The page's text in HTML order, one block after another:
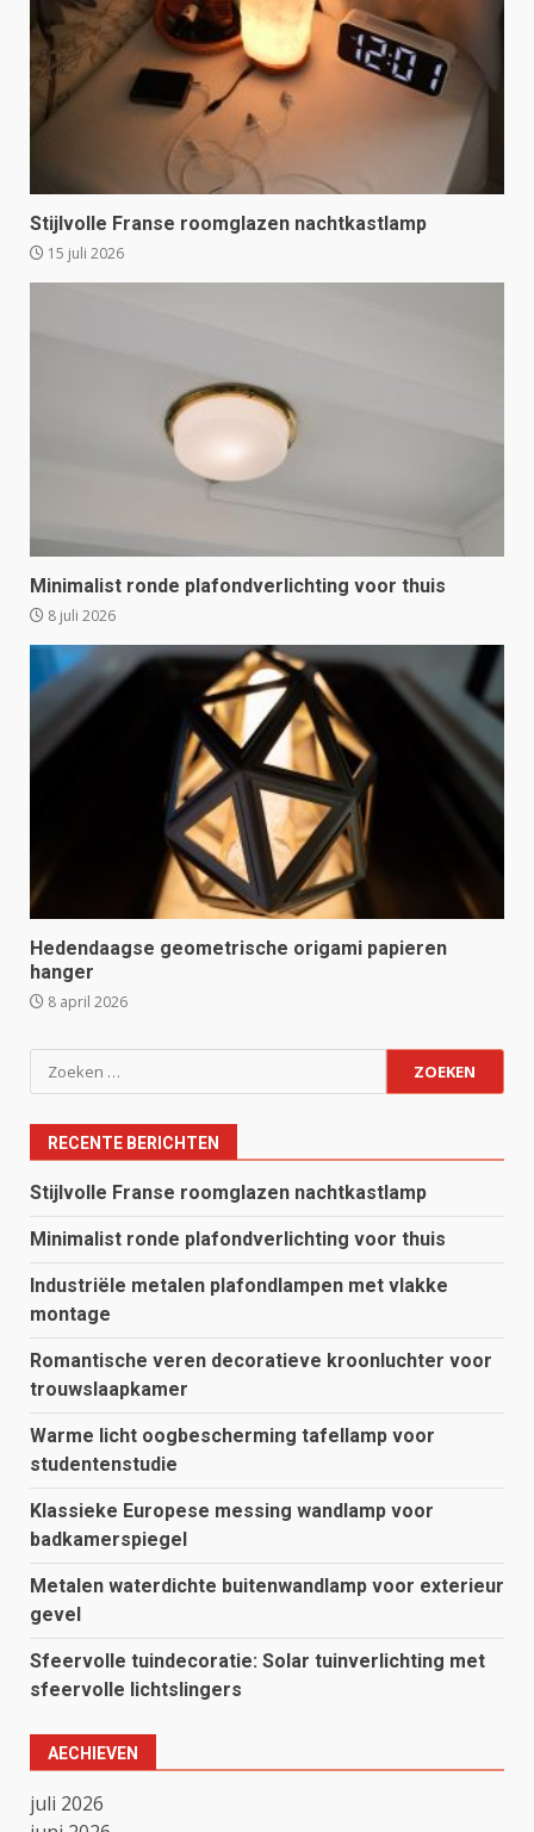
Stijlvolle Franse roomglazen nachtkastlamp
15 juli 2026
Minimalist ronde plafondverlichting voor thuis
8 juli 2026
Hedendaagse geometrische origami papieren
hanger
8 april 2026
Zoeken
naar:
RECENTE BERICHTEN
Stijlvolle Franse roomglazen nachtkastlamp
Minimalist ronde plafondverlichting voor thuis
Industriële metalen plafondlampen met vlakke
montage
Romantische veren decoratieve kroonluchter voor
trouwslaapkamer
Warme licht oogbescherming tafellamp voor
studentenstudie
Klassieke Europese messing wandlamp voor
badkamerspiegel
Metalen waterdichte buitenwandlamp voor exterieur
gevel
Sfeervolle tuindecoratie: Solar tuinverlichting met
sfeervolle lichtslingers
AECHIEVEN
juli 2026